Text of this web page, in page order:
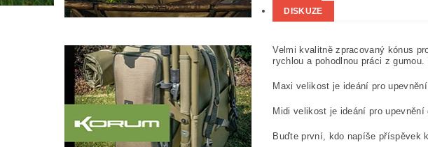
DISKUZE
Velmi kvalitně zpracovaný kónus
rychlou a pohodlnou práci z
Maxi velikost je ideání pro
Midi velikost je ideání pro
Buďte první, kdo napíše příspěvek